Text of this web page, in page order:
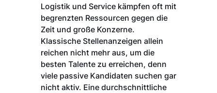
Logistik und Service kämpfen oft mit
begrenzten Ressourcen gegen die
Zeit und große Konzerne.
Klassische Stellenanzeigen allein
reichen nicht mehr aus, um die
besten Talente zu erreichen, denn
viele passive Kandidaten suchen gar
nicht aktiv. Eine durchschnittliche